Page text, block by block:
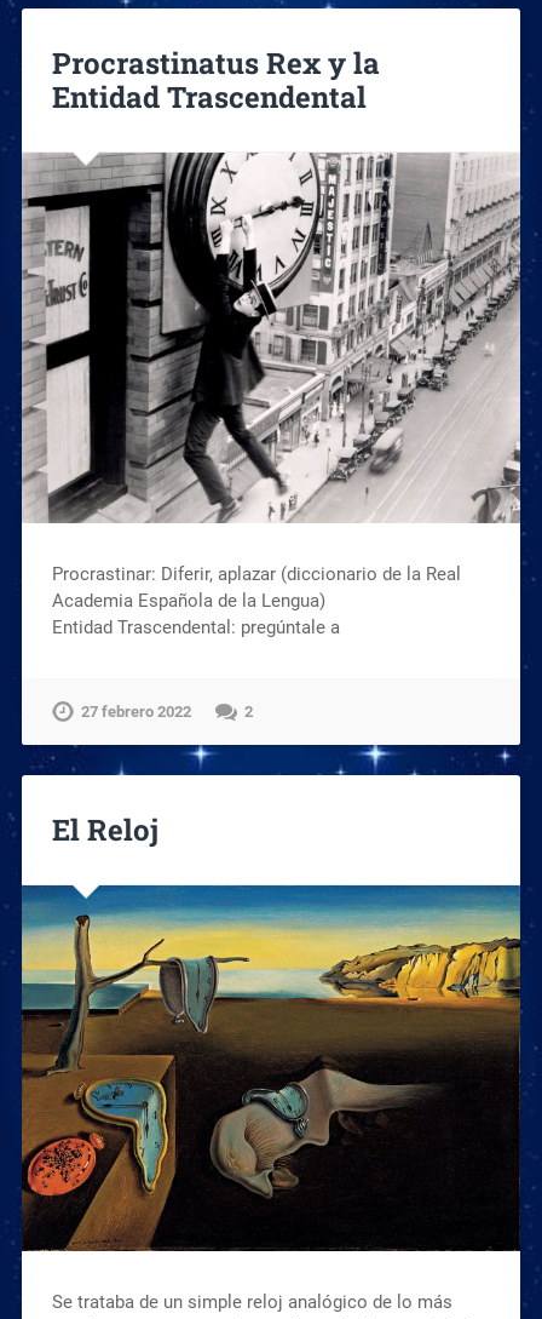
Procrastinatus Rex y la
Entidad Trascendental
Procrastinar: Diferir, aplazar (diccionario de la Real
Academia Española de la Lengua)
Entidad Trascendental: pregúntale a
27 febrero 2022 2
El Reloj
Se trataba de un simple reloj analógico de lo más